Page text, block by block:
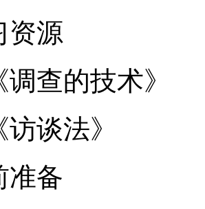
资源
查的技术》
谈法》
准备